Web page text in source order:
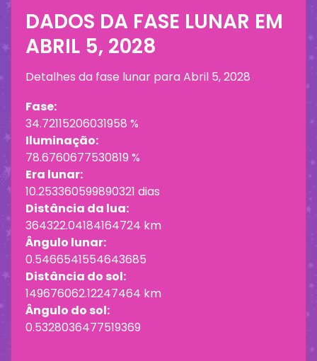
DADOS DA FASE LUNAR EM
ABRIL 5, 2028
Detalhes da fase lunar paraAbril 5, 2028
Fase:
34.72115206031958 %
Iluminação:
78.6760677530819 %
Era lunar:
10.253360599890321 dias
Distância da lua:
364322.04184164724 km
Ângulo lunar:
0.5466541554643685
Distância do sol:
149676062.12247464 km
Ângulo do sol:
0.5328036477519369